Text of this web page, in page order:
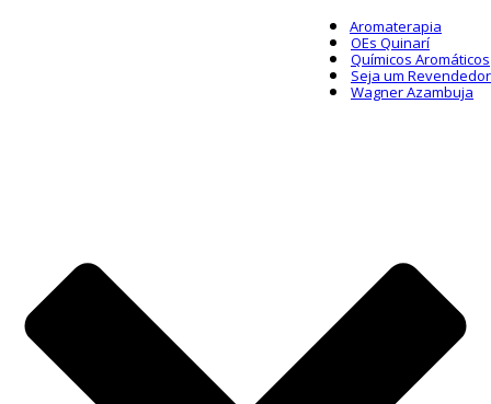
Aromaterapia
OEs Quinarí
Químicos Aromáticos
Seja um Revendedor
Wagner Azambuja